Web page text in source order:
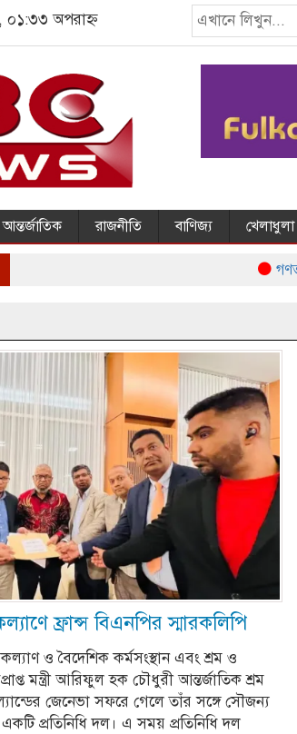
০১:৩৩ অপরাহ্ন
আন্তর্জাতিক রাজনীতি বাণিজ্য খেলাধুলা
ফ্রান্স বিএনপির স্মারকলিপি
ও বৈদেশিক কর্মসংস্থান এবং শ্রম ও
মন্ত্রী আরিফুল হক চৌধুরী আন্তর্জাতিক শ্রম
জেনেভা সফরে গেলে তাঁর সঙ্গে সৌজন্য
প্রতিনিধি দল। এ সময় প্রতিনিধি দল